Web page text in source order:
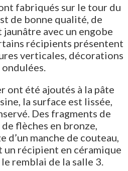
fabriqués sur le tour du
de bonne qualité, de
avec un engobe
récipients présentent
verticales, décorations
ont été ajoutés à la pâte
la surface est lissée,
Des fragments de
flèches en bronze,
d’un manche de couteau,
un récipient en céramique
remblai de la salle 3.